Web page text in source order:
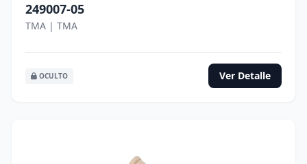
249007-05
TMA | TMA
OCULTO Ver Detalle